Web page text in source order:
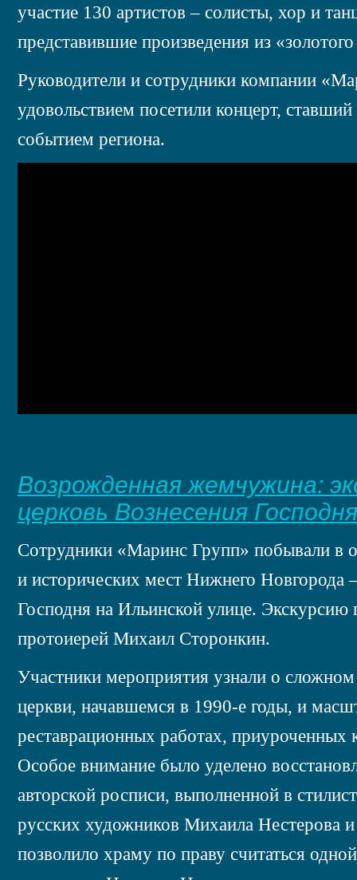
участие 130 артистов – солисты, хор и
представившие произведения из
Руководители и сотрудники компании
удовольствием посетили концерт,
событием региона.
Возрожденная жемчужина:
церковь Вознесения Господня
Сотрудники «Маринс Групп» побывали в
и исторических мест Нижнего Новгорода
Господня на Ильинской улице. Экскурсию
протоиерей Михаил Сторонкин.
Участники мероприятия узнали о
церкви, начавшемся в 1990-е годы, и
реставрационных работах, приуроченных
Особое внимание было уделено
авторской росписи, выполненной в
русских художников Михаила Нестерова
позволило храму по праву считаться